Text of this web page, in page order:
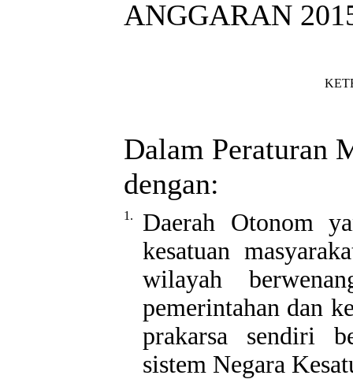
ANGGARAN
Dalam Peraturan
dengan:
1.
Daerah Otonom
kesatuan
wilayah
pemerintahan dan
prakarsa sendiri
sistem Negara